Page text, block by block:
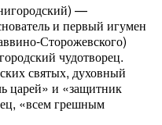
—
и первый игумен
Сторожевского)
чудотворец.
святых, духовный
царей» и «защитник
«всем грешным